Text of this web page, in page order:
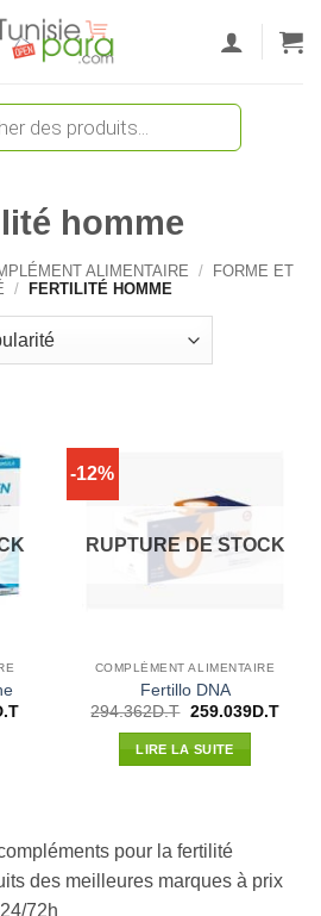
homme
ALIMENTAIRE /
FORME ET
/ FERTILITÉ HOMME
Le
-12%
RUPTURE DE STOCK
COMPLÉMENT ALIMENTAIRE
Fertillo DNA
294.362D.T Le
initial
était :
259.039D.TLe
LIRE LA SUITE
pour la fertilité
des meilleures marques à prix
72h